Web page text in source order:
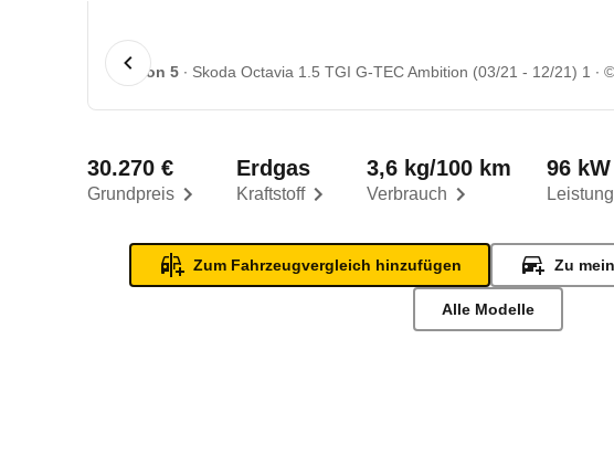
1 von 5 Skoda Octavia 1.5 TGI G-TEC Ambition (03/21 - 12/21) 1
Grundpreis
30.270 €
Kraftstoff
Erdgas
Verbrauch
3,6 kg/100 km
Leistung
96
Zum Fahrzeugvergleich hinzufügen Zu
Alle Modelle